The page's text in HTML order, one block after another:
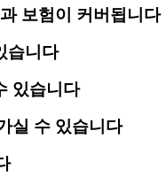
보험이 커버됩니다
습니다
있습니다
실 수 있습니다